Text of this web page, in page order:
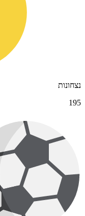
נצחונות
195